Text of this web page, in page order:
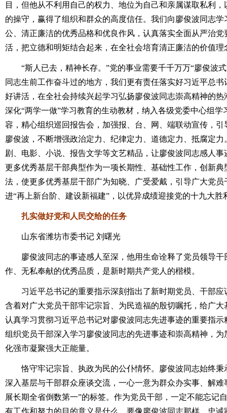
目，但他从不利用自己的权力、地位为自己和亲属谋取私利
的操守，赢得了组织和群众的高度信任。我们向廖俊波同志
公、清正廉洁的优秀品格和优良作风，认真落实全面从严治
活，把立德和明矩结合起来，在全社会培育清正廉洁的价值
“斯人已去，精神长存。”党的事业需要千千万万“廖俊波式
同志生前工作奋斗过的地方，我们更有责任落实好习近平总
好讲活，在全社会持续兴起学习弘扬廖俊波同志崇高精神的
深化“两学一做”学习教育的生动教材，纳入各级党委中心组
容，精心组织巡回报告会，加强报、台、网、端联动宣传，
廖俊波，不断增强政治定力、纪律定力、道德定力、抵腐定
剧、电影、小说、报告文学等文艺精品，让廖俊波同志感人
更多优秀基层干部典型作为一项长期性、基础性工作，创新
法，使更多优秀基层干部广为知晓、广受爱戴，引导广大党
进“再上新台阶、建设新福建”，以优异成绩迎接党的十九大胜
扎实做好党和人民交给的任务
山东省潍坊市委书记 刘曙光
廖俊波同志的事迹感人至深，他用生命诠释了党员领导干
作、无私奉献的优秀品质，是新时期共产党人的楷模。
习近平总书记的重要指示深刻指出了新时期党员、干部应
含着对广大党员干部牢记宗旨、为民造福的殷切嘱托，给广
认真学习贯彻习近平总书记对廖俊波同志先进事迹的重要指
组织党员干部深入学习廖俊波同志的先进事迹和崇高精神，
化强市凝聚强大正能量。
恪守牢记宗旨、执政为民的公仆情怀。廖俊波同志始终秉
深入基层与干部群众座谈交流，一心一意为群众办实事、解
展长期全省倒数第一”的标签。作为党员干部，一定不能忘记
有工作和努力的目的意义是什么。要像廖俊波同志那样，忠